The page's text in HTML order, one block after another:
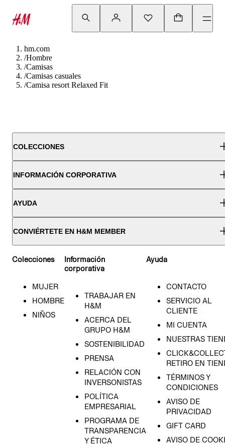
hm.com
/Hombre
/Camisas
/Camisas casuales
/Camisa resort Relaxed Fit
COLECCIONES
INFORMACIÓN CORPORATIVA
AYUDA
CONVIÉRTETE EN H&M MEMBER
Colecciones
MUJER
HOMBRE
NIÑOS
Información
corporativa
TRABAJAR EN
H&M
ACERCA DEL
GRUPO H&M
SOSTENIBILIDAD
PRENSA
RELACIÓN CON
INVERSONISTAS
POLÍTICA
EMPRESARIAL
PROGRAMA DE
TRANSPARENCIA
Y ÉTICA
Ayuda
CONTACTO
SERVICIO AL
CLIENTE
MI CUENTA
NUESTRAS
RETIRO EN
TÉRMINOS Y
CONDICIONES
AVISO DE
PRIVACIDAD
GIFT CARD
AVISO DE